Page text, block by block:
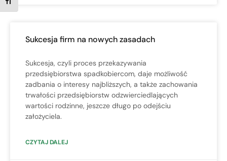
TOGGLE FONT SIZE
Sukcesja firm na nowych zasadach
Sukcesja, czyli proces przekazywania
przedsiębiorstwa spadkobiercom, daje możliwość
zadbania o interesy najbliższych, a także zachowania
trwałości przedsiębiorstw odzwierciedlających
wartości rodzinne, jeszcze długo po odejściu
założyciela.
CZYTAJ DALEJ